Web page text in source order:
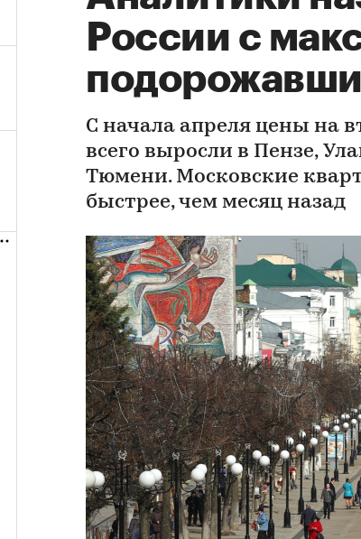
России с
С начала апреля цены на
всего выросли в Пензе,
Тюмени. Московские
быстрее, чем месяц назад